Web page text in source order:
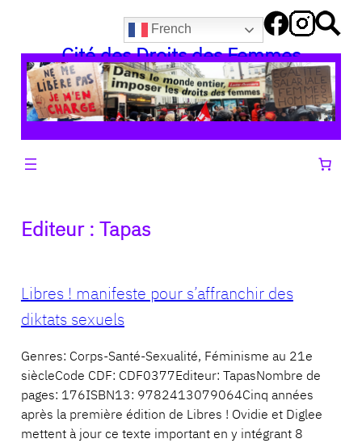
contenu
French
Cité des Droits des Femmes
Editeur : Tapas
Libres ! manifeste pour s’affranchir des
diktats sexuels
Genres: Corps-Santé-Sexualité, Féminisme au 21e
siècleCode CDF: CDF0377Editeur: TapasNombre de
pages: 176ISBN13: 9782413079064Cinq années
après la première édition de Libres ! Ovidie et Diglee
mettent à jour ce texte important en y intégrant 8